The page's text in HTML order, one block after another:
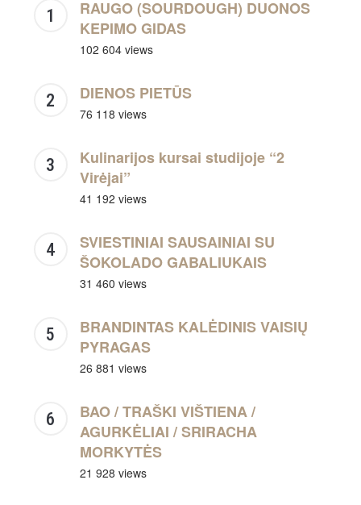
RAUGO (SOURDOUGH) DUONOS
KEPIMO GIDAS
102 604 views
DIENOS PIETŪS
76 118 views
Kulinarijos kursai studijoje “2
Virėjai”
41 192 views
SVIESTINIAI SAUSAINIAI SU
ŠOKOLADO GABALIUKAIS
31 460 views
BRANDINTAS KALĖDINIS VAISIŲ
PYRAGAS
26 881 views
BAO / TRAŠKI VIŠTIENA /
AGURKĖLIAI / SRIRACHA
MORKYTĖS
21 928 views